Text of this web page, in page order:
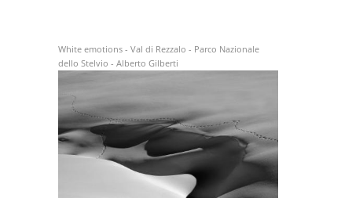
White emotions - Val di Rezzalo - Parco Nazionale
dello Stelvio - Alberto Gilberti